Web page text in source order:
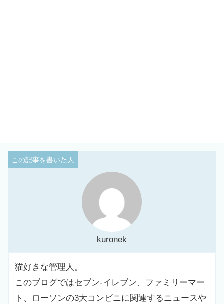
kuronek
猫好きな管理人。
このブログではセブン-イレブン、ファミリーマー
ト、ローソンの3大コンビニに関連するニュースや